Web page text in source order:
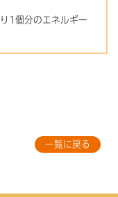
1個分のエネルギー
一覧に戻る